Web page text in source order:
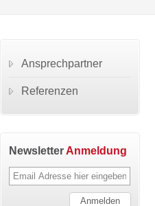
Ansprechpartner
Referenzen
NewsletterAnmeldung